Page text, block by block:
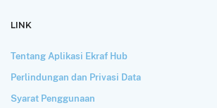
LINK
Tentang Aplikasi Ekraf Hub
Perlindungan dan Privasi Data
Syarat Penggunaan